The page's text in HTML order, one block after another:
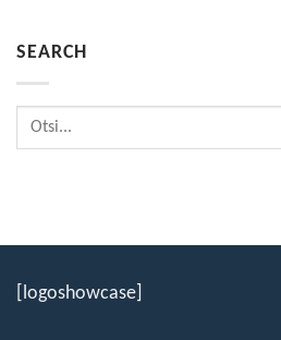
SEARCH
[logoshowcase]